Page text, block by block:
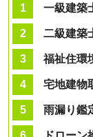
一級建築
二級建築
福祉住環
宅地建物
雨漏り鑑